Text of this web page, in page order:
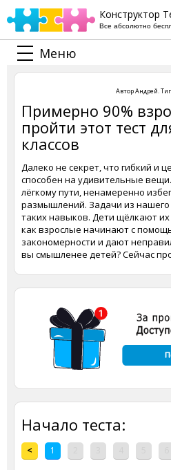
Конструктор
Все абсолютно
Меню
АвторАндрей.
Примерно 90%
пройти этот тест
классов
Далеко не секрет, что гибкий и
способен на удивительные
лёгкому пути, ненамеренно
размышлений. Задачи из нашего
таких навыков. Дети щёлкают их
как взрослые начинают с
закономерности и дают
вы смышленее детей? Сейчас
Начало теста:
< 1